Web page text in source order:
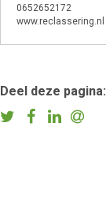
0652652172
www.reclassering.nl
Deel deze pagina: